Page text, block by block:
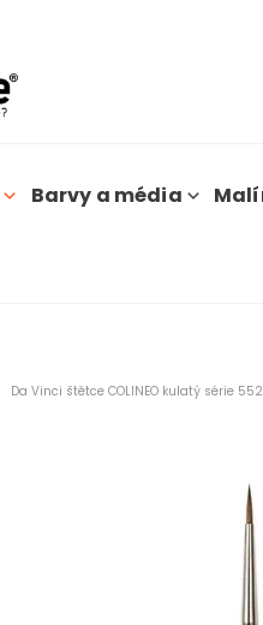
Barvy a média
Da Vinci štětce COLINEO kulatý série